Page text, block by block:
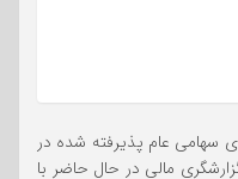
سهامی عام پذیرفته شده در
مالی در حال حاضر با